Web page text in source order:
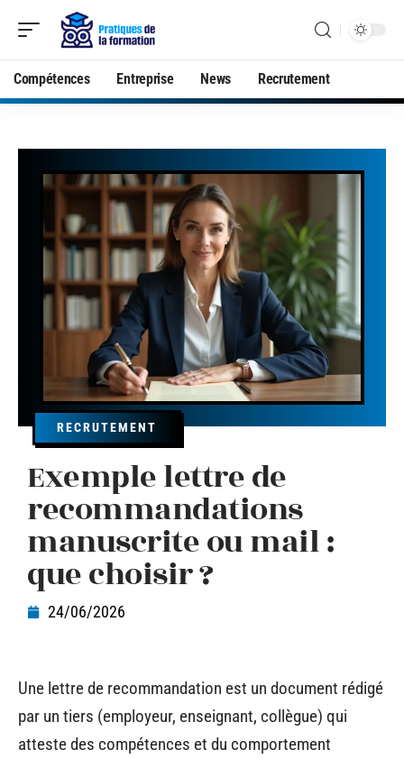
Compétences Entreprise News Recrutement
RECRUTEMENT
Exemple lettre de
recommandations
manuscrite ou mail :
que choisir ?
24/06/2026
Une lettre de recommandation est un document rédigé
par un tiers (employeur, enseignant, collègue) qui
atteste des compétences et du comportement